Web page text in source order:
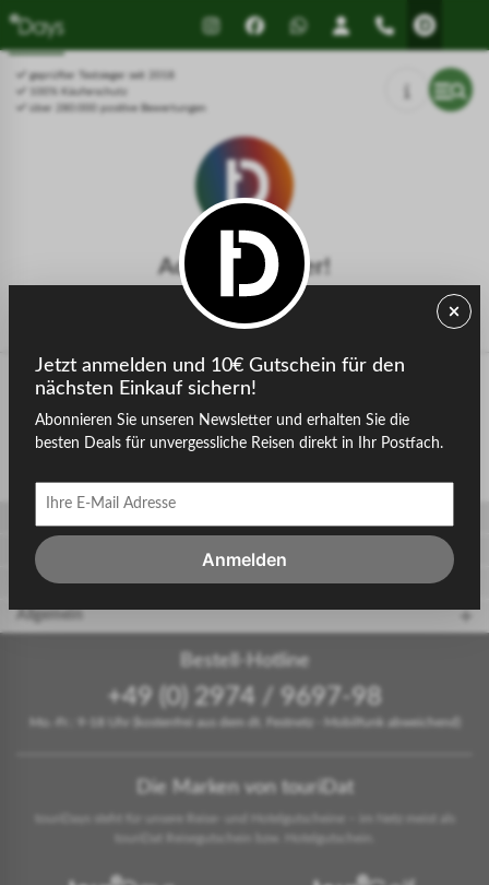
Drücken Sie Alt+1 für den
Bildschirmlesemodus, Alt+0 zum
Abbrechen
Leitfaden für barrierefreie
Bildschirmlesegeräte, Feedback
und Fehlerberichte | Neues
Fenstergeprüfter Testsieger seit 2018
100% Käuferschutz
über 280.000 positive Bewertungen
Achtung, Fehler!
Die gesuchte Seite konnte nicht gefunden werden.
zurück zur Startseite
Gastgeber
touriDat Reiseblog
Allgemein
Bestell-Hotline
+49 (0) 2974 / 9697-98
Mo.-Fr.: 9-18 Uhr (kostenfrei aus dem dt. Festnetz - Mobilfunk abweichend)
Die Marken von touriDat
touriDays steht für unsere Reise- und Hotelgutscheine – im Netz meist als
touriDat Reisegutschein bzw. Hotelgutschein.
Jetzt anmelden und 10€ Gutschein für den
nächsten Einkauf sichern!
Abonnieren Sie unseren Newsletter und erhalten Sie die
besten Deals für unvergessliche Reisen direkt in Ihr Postfach.
Anmelden